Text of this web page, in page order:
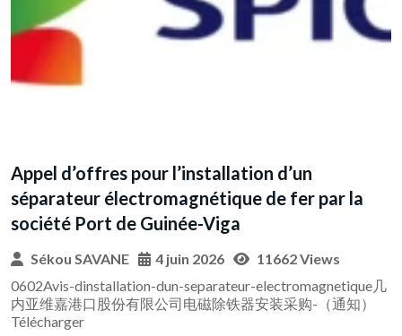
AVIS D’APPEL D’OFFRES OUVERT pour
sélection de prestataires pour la maintenance
et la réparation des équipements du parc
Sékou SAVANE 10 juin 2026 2787 Views